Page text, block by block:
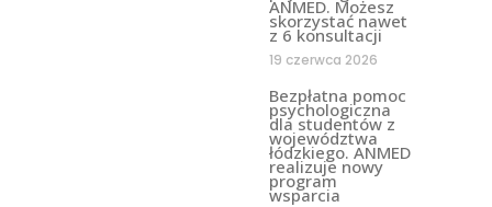
ANMED. Możesz
skorzystać nawet
z 6 konsultacji
19 czerwca 2026
Bezpłatna pomoc
psychologiczna
dla studentów z
województwa
łódzkiego. ANMED
realizuje nowy
program
wsparcia